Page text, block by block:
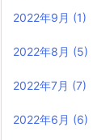
2022年9月 (1)
2022年8月 (5)
2022年7月 (7)
2022年6月 (6)